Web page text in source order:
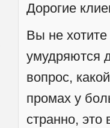
Дорогие
Вы не
умудряются
вопрос,
промах у
странно, это